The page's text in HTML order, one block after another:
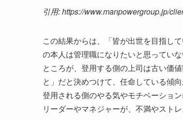
引用: https://www.manpowergroup.jp/
この結果からは、「皆が出世を目指し
の本人は管理職になりたいと思ってい
ところが、登用する側の上司は古い価
と」だと決めつけて、任命している傾向
登用される側のやる気やモチベーショ
リーダーやマネジャーが、不満やスト